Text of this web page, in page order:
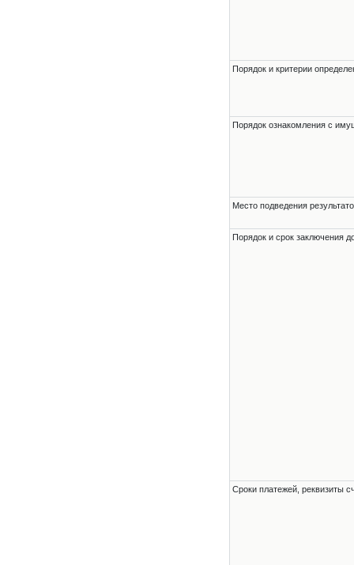
Порядок и критерии
Порядок ознакомления с
Место подведения
Порядок и срок заключения
Сроки платежей, реквизиты